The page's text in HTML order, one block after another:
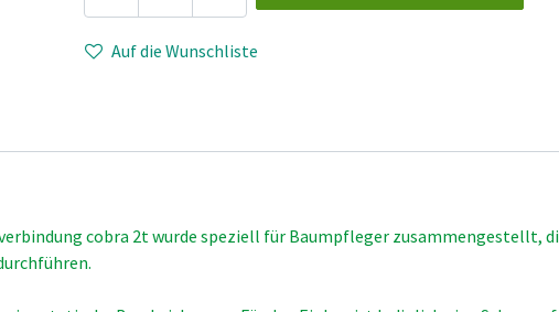
Auf die Wunschliste
cobra 2t wurde speziell für Baumpfleger zusammengestellt,